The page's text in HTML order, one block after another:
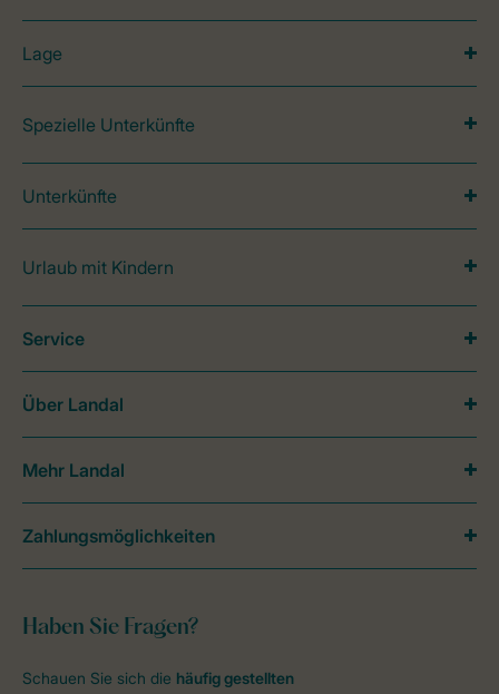
Lage
Spezielle Unterkünfte
Unterkünfte
Urlaub mit Kindern
Haben Sie Fragen?
Schauen Sie sich die häufig gestellten
Service
Über Landal
Mehr Landal
Zahlungsmöglichkeiten